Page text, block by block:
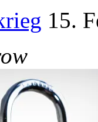
15.